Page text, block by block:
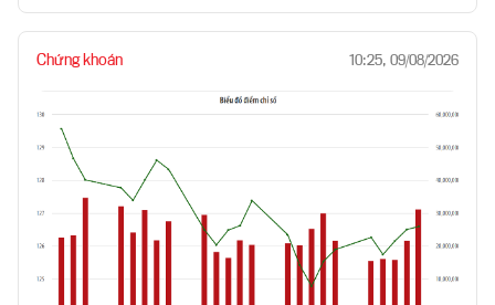
Chứng khoán 10:25, 09/08/2026